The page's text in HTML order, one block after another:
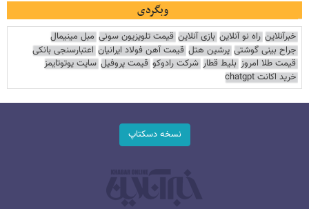
وبگردی
خبرآنلاین راه نو آنلاین بازی آنلاین قیمت تلویزیون سونی مبل مینیمال
جراح بینی گوشتی پرشین هتل قیمت آهن فولاد ایرانیان اعتبارسنجی بانکی
قیمت طلا امروز بلیط قطار شرکت رادوکو قیمت پروفیل سایت یوتوتایمز
خرید اکانت chatgpt
نسخه دسکتاپ